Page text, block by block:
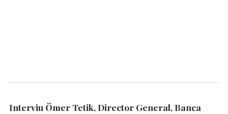
Interviu Ömer Tetik, Director General, Banca